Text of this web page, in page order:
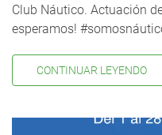
Club Náutico. Actuación
esperamos!
CONTINUAR LEYENDO